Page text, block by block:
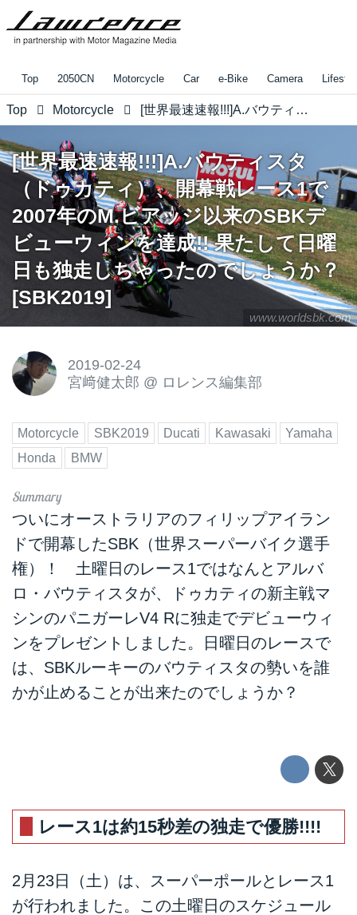
Top 2050CN Motorcycle Car e-Bike Camera
Top Motorcycle [世界最速速報!!!]A.バウティスタ（ドゥカティ）、開幕戦レース1で2007年のM.ビアッジ以来のSBKデビューウィンを達成!! 果たして日曜日も独走しちゃったのでしょうか？[SBK2019]
www.worldsbk.com
[世界最速速報!!!]A.バウティスタ
（ドゥカティ）、開幕戦レース1で
2007年のM.ビアッジ以来のSBKデ
ビューウィンを達成!! 果たして日曜
日も独走しちゃったのでしょうか？
[SBK2019]
2019-02-24
宮﨑健太郎 @ ロレンス編集部
Motorcycle SBK2019 Ducati Kawasaki
Yamaha
Honda
BMW
ついにオーストラリアのフィリップアイラン
ドで開幕したSBK（世界スーパーバイク選手
権）！ 土曜日のレース1ではなんとアルバ
ロ・バウティスタが、ドゥカティの新主戦マ
シンのパニガーレV4 Rに独走でデビューウィ
ンをプレゼントしました。日曜日のレースで
は、SBKルーキーのバウティスタの勢いを誰
かが止めることが出来たのでしょうか？
レース1は約15秒差の独走で優勝!!!!
2月23日（土）は、スーパーポールとレース1
が行われました。この土曜日のスケジュール